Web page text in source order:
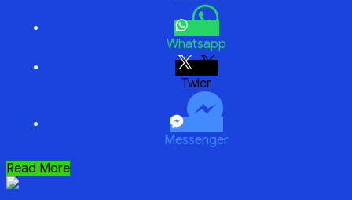
Whatsapp
Twitter
Messenger
মা
ব্যাপার
Read More